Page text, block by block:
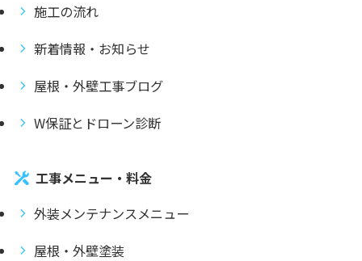
施工の流れ
新着情報・お知らせ
屋根・外壁工事ブログ
W保証とドローン診断
工事メニュー・料金
外装メンテナンスメニュー
屋根・外壁塗装